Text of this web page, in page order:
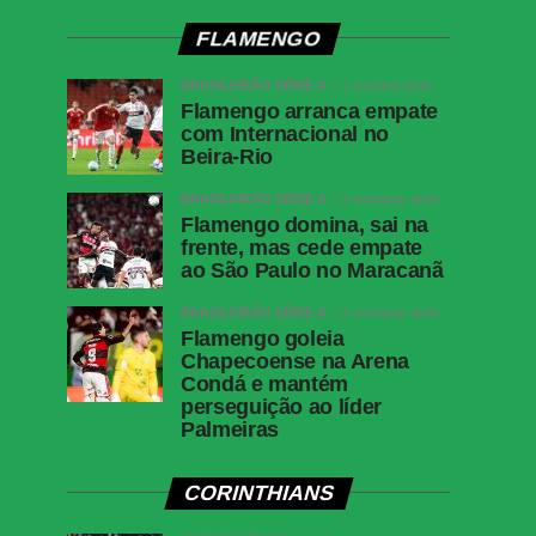
FLAMENGO
BRASILEIRÃO SÉRIE A 1 semana atrás
Flamengo arranca empate
com Internacional no
Beira-Rio
BRASILEIRÃO SÉRIE A 2 semanas atrás
Flamengo domina, sai na
frente, mas cede empate
ao São Paulo no Maracanã
BRASILEIRÃO SÉRIE A 2 semanas atrás
Flamengo goleia
Chapecoense na Arena
Condá e mantém
perseguição ao líder
Palmeiras
CORINTHIANS